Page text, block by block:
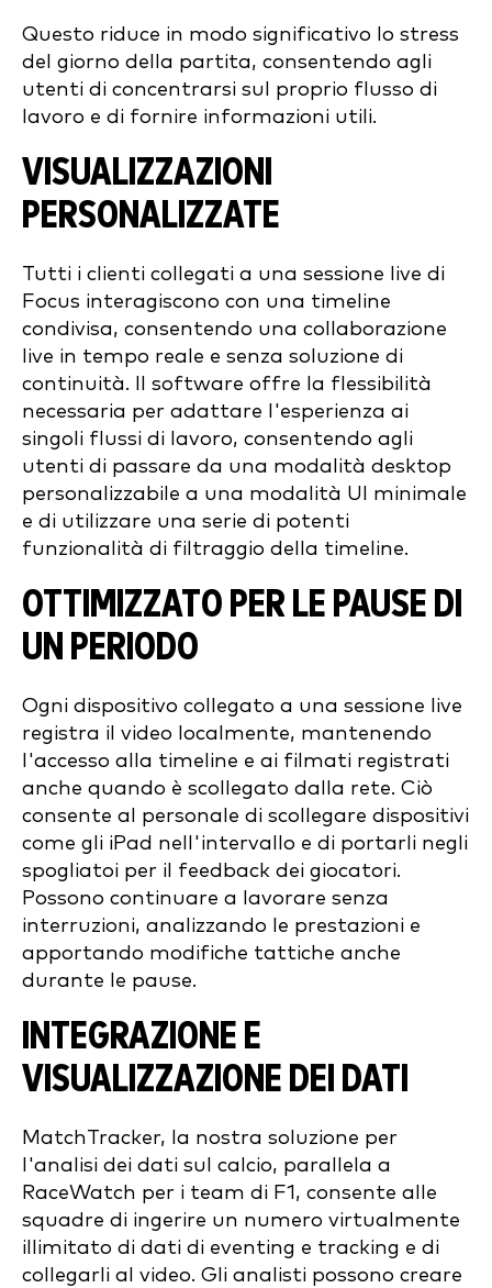
Questo riduce in modo significativo lo stress
del giorno della partita, consentendo agli
utenti di concentrarsi sul proprio flusso di
lavoro e di fornire informazioni utili.
VISUALIZZAZIONI
PERSONALIZZATE
Tutti i clienti collegati a una sessione live di
Focus interagiscono con una timeline
condivisa, consentendo una collaborazione
live in tempo reale e senza soluzione di
continuità. Il software offre la flessibilità
necessaria per adattare l'esperienza ai
singoli flussi di lavoro, consentendo agli
utenti di passare da una modalità desktop
personalizzabile a una modalità UI minimale
e di utilizzare una serie di potenti
funzionalità di filtraggio della timeline.
OTTIMIZZATO PER LE PAUSE DI
UN PERIODO
Ogni dispositivo collegato a una sessione live
registra il video localmente, mantenendo
l'accesso alla timeline e ai filmati registrati
anche quando è scollegato dalla rete. Ciò
consente al personale di scollegare dispositivi
come gli iPad nell'intervallo e di portarli negli
spogliatoi per il feedback dei giocatori.
Possono continuare a lavorare senza
interruzioni, analizzando le prestazioni e
apportando modifiche tattiche anche
durante le pause.
INTEGRAZIONE E
VISUALIZZAZIONE DEI DATI
MatchTracker, la nostra soluzione per
l'analisi dei dati sul calcio, parallela a
RaceWatch per i team di F1, consente alle
squadre di ingerire un numero virtualmente
illimitato di dati di eventing e tracking e di
collegarli al video. Gli analisti possono creare